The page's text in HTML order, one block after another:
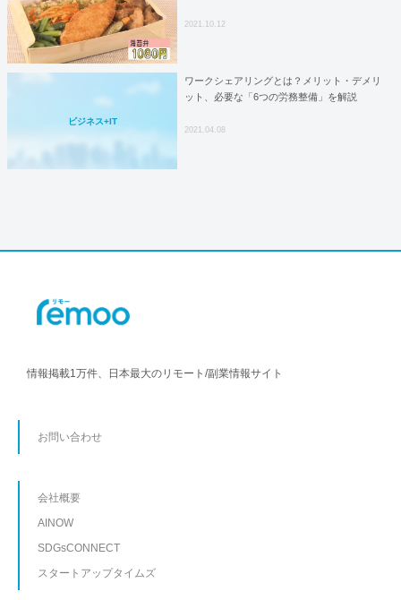
2021.10.12
ビジネス+IT
ワークシェアリングとは？メリット・デメリ
ット、必要な「6つの労務整備」を解説
2021.04.08
情報掲載1万件、日本最大のリモート/副業情報サイト
お問い合わせ
会社概要
AINOW
SDGsCONNECT
スタートアップタイムズ